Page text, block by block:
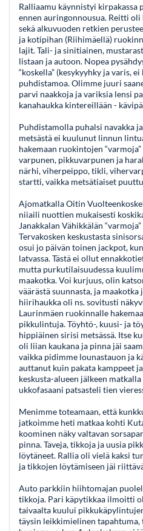
Ralliaamu käynnistyi kirpakassa
ennen auringonnousua. Reitti
sekä alkuvuoden retkien
ja kotipihan (Riihimäellä)
lajit. Tali- ja sinitiainen,
listaan ja autoon. Nopea
“koskella” (kesykyyhky ja varis,
puhdistamoa. Olimme juuri
parvi naakkoja ja variksia lensi
kanahaukka kintereillään -
Puhdistamolla puhalsi navakka
metsästä ei kuulunut linnun
hakemaan ruokintojen
varpunen, pikkuvarpunen ja
närhi, viherpeippo, tikli,
startti, vaikka metsätiaiset
Ajomatkalla Oitin
niiaili nuottien mukaisesti
Janakkalan Vähikkälän
Tervakosken keskustasta
osui jo päivän toinen jackpot,
latvassa. Tästä ei ollut
mutta purkutilaisuudessa
maakotka. Voi kurjuus, olin
väärästä suunnasta, ja
hiirihaukka oli ns. sovitusti
Laurinmäen ruokinnalle
pikkulintuja. Töyhtö-, kuusi- ja
hippiäinen sirisi metsässä. Itse
oli liian kaukana ja pinna jäi
vaikka pidimme lounastauon ja
auttanut kuin pakata kamppeet
keskusta-alueen jälkeen
ukkofasaani patsasteli tien
Menimme toteamaan, että
jatkoimme heti matkaa kohti
koominen näky valtavan
pinna. Taveja, tikkoja ja uusia
löytäneet. Rallia oli vielä kaksi
ja tikkojen löytämiseen jäi
Auto parkkiin hiihtomajan
tikkoja. Pari käpytikkaa ilmoitti
taivaalta kuului
täysin leikkimielinen